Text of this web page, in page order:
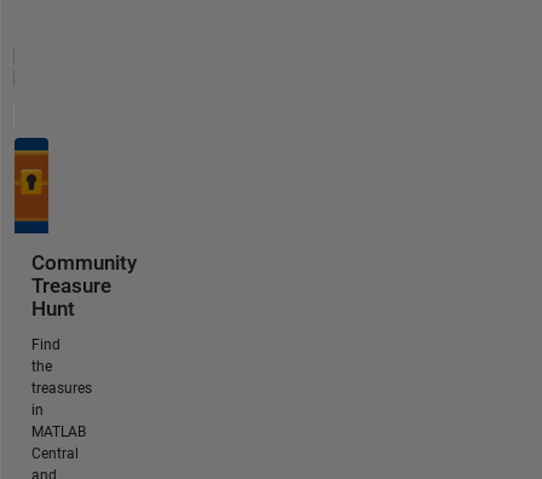
Community
Treasure
Hunt
Find
the
treasures
in
MATLAB
Central
and